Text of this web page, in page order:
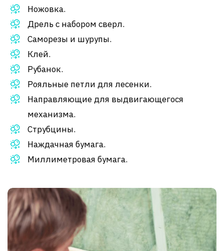
Ножовка.
Дрель с набором сверл.
Саморезы и шурупы.
Клей.
Рубанок.
Рояльные петли для лесенки.
Направляющие для выдвигающегося
механизма.
Струбцины.
Наждачная бумага.
Миллиметровая бумага.